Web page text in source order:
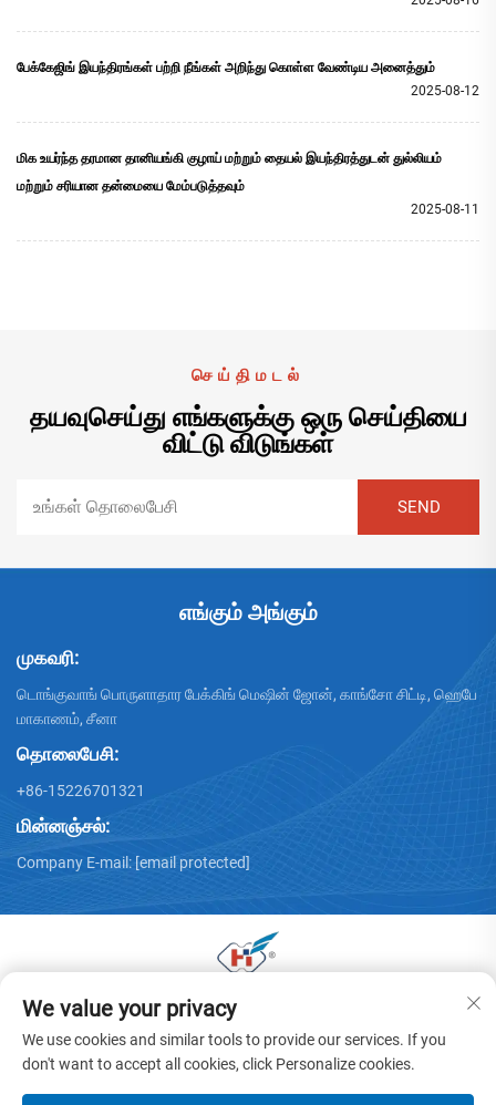
பேக்கேஜிங் இயந்திரங்கள் பற்றி நீங்கள் அறிந்து கொள்ள வேண்டிய அனைத்தும்
2025-08-12
மிக உயர்ந்த தரமான தானியங்கி குழாய் மற்றும் தையல் இயந்திரத்துடன் துல்லியம்
மற்றும் சரியான தன்மையை மேம்படுத்தவும்
2025-08-11
செய்திமடல்
தயவுசெய்து எங்களுக்கு ஒரு செய்தியை
விட்டு விடுங்கள்
எங்கும் அங்கும்
முகவரி:
டொங்குவாங் பொருளாதார பேக்கிங் மெஷின் ஜோன், காங்சோ சிட்டி, ஹெபே
மாகாணம், சீனா
தொலைபேசி:
+86-15226701321
மின்னஞ்சல்:
Company E-mail: [email protected]
டொங்குவாங் ஹுவாயு கார்ட்டன் மெஷினரி கோ., லிமிடெட் இன் ©
2025 அனைத்து உரிமைகளும் பாதுகாக்கப்பட்டவை -தனிமை
கொள்கை
We value your privacy
We use cookies and similar tools to provide our services. If you
don't want to accept all cookies, click Personalize cookies.